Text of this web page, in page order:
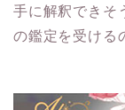
手に解釈できそ
の鑑定を受ける